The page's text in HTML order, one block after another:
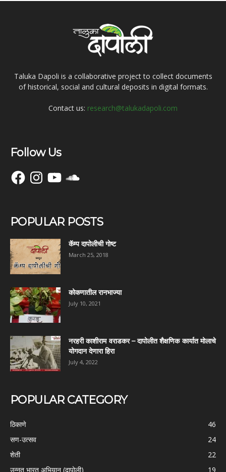
Taluka Dapoli is a collaborative project to collect documents
of historical, social and cultural deposits in digital formats.
Contact us: research@talukadapoli.com
Follow Us
FacebookInstagramYouTubeSoundCloud
POPULAR POSTS
कॅम्प दापोलीची गोष्ट
March 25, 2018
कोकणातील रानभाज्या
July 10, 2021
नरहरी काशीराम वराडकर – दापोलीत शैक्षणिक कार्यात मोलाचे
योगदान देणारा हिरा
July 4, 2022
POPULAR CATEGORY
ठिकाणे
46
सण-उत्सव
24
शेती
22
उन्नत भारत अभियान (दापोली)
19